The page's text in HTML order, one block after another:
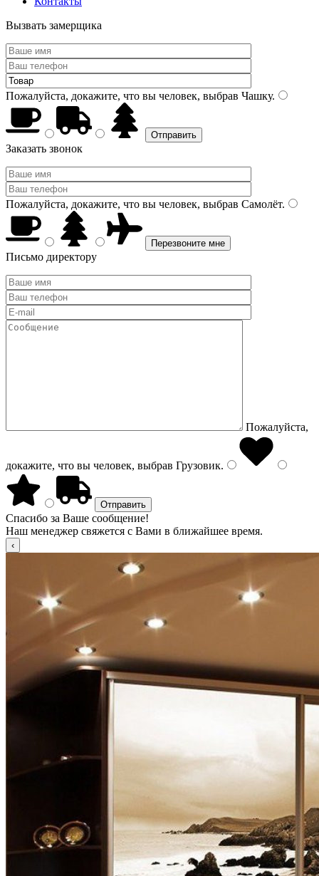
Вызвать замерщика
Пожалуйста, докажите, что вы человек, выбрав Чашку.
Заказать звонок
Пожалуйста, докажите, что вы человек, выбрав Самолёт.
Письмо директору
Пожалуйста,
докажите, что вы человек, выбрав Грузовик.
Спасибо за Ваше сообщение!
Наш менеджер свяжется с Вами в ближайшее время.